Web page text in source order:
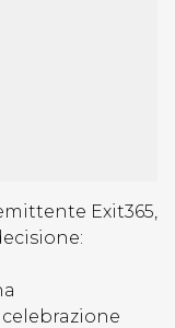
Exit365,